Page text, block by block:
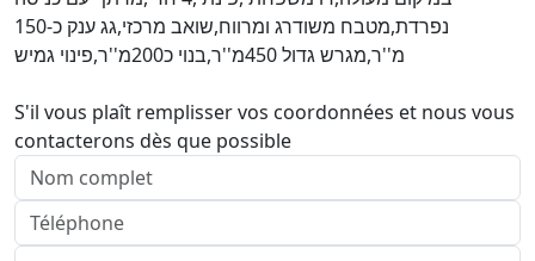
נפרדת,מטבח משודרג ומרווח,שואב מרכזי,גג ענק כ-150
מ''ר,מגרש גדול 450מ''ר,בנוי כ200מ''ר,פינוי גמיש
S'il vous plaît remplisser vos coordonnées et nous vous
contacterons dès que possible